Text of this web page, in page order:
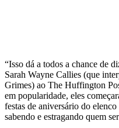
“Isso dá a todos a chance de
Sarah Wayne Callies (que
Grimes) ao The Huffington
em popularidade, eles
festas de aniversário do
sabendo e estragando quem